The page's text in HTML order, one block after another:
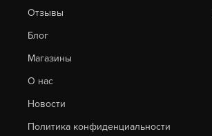
Отзывы
Блог
Магазины
О нас
Новости
Политика конфиденциальности